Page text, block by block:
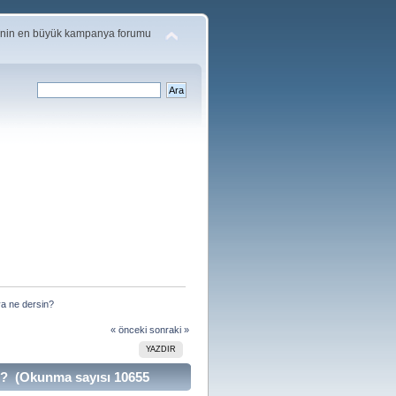
en büyük kampanya forumu
ne dersin?
« önceki sonraki »
YAZDIR
(Okunma sayısı 10655